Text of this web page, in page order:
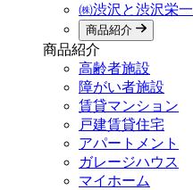
㈱渋沢と渋沢栄一
商品紹介
商品紹介
高齢者施設
障がい者施設
賃貸マンション
戸建賃貸住宅
アパートメント
ガレージハウス
マイホーム